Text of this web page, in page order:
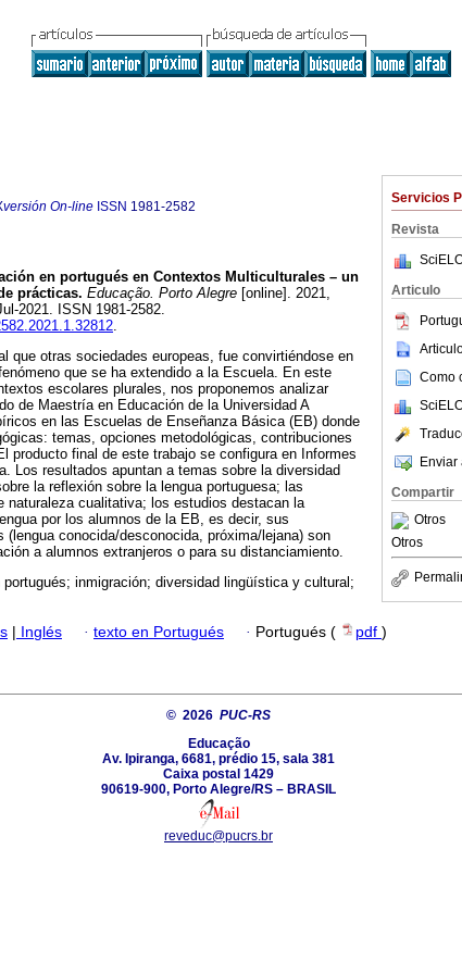
Servicios
Revista
Articulo
Como
Enviar
Compartir
Otros
Otros
versión On-line ISSN 1981-2582
en portugués en Contextos Multiculturales – un
prácticas. Educação. Porto Alegre [online]. 2021,
2021. ISSN 1981-2582.
.
que otras sociedades europeas, fue convirtiéndose en
que se ha extendido a la Escuela. En este
escolares plurales, nos proponemos analizar
de Maestría en Educación de la Universidad A
en las Escuelas de Enseñanza Básica (EB) donde
temas, opciones metodológicas, contribuciones
producto final de este trabajo se configura en Informes
Los resultados apuntan a temas sobre la diversidad
la reflexión sobre la lengua portuguesa; las
naturaleza cualitativa; los estudios destacan la
por los alumnos de la EB, es decir, sus
(lengua conocida/desconocida, próxima/lejana) son
a alumnos extranjeros o para su distanciamiento.
portugués; inmigración; diversidad lingüística y cultural;
| Inglés · texto en Portugués · Portugués ( pdf )
© 2026 PUC-RS
Educação
Av. Ipiranga, 6681, prédio 15, sala 381
Caixa postal 1429
90619-900, Porto Alegre/RS – BRASIL
reveduc@pucrs.br